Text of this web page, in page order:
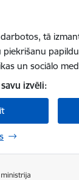
tā
piekrišanu
un sociālo
izvēli: